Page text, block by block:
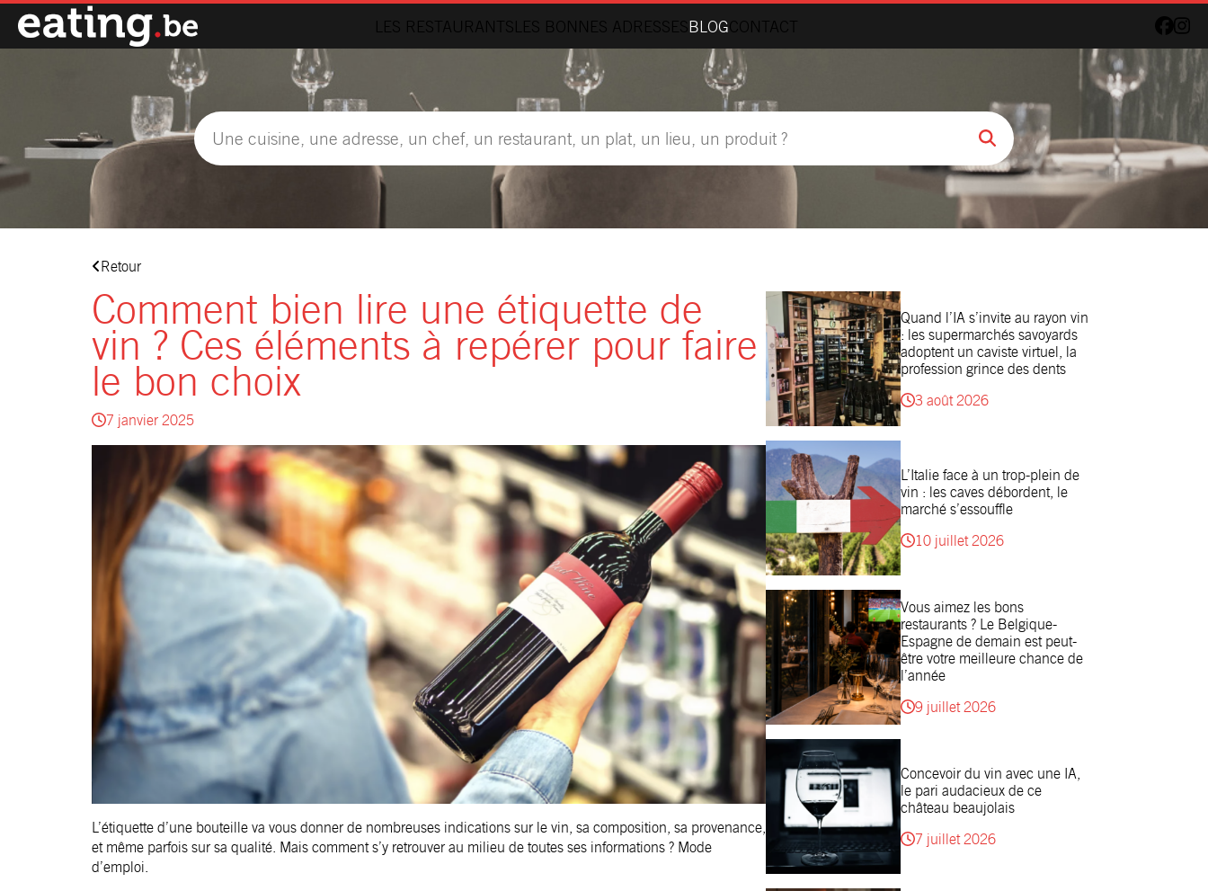
LES RESTAURANTSLES BONNES ADRESSESBLOGCONTACT
Retour
Comment bien lire une étiquette de
vin ? Ces éléments à repérer pour faire
le bon choix
7 janvier 2025
L’étiquette d’une bouteille va vous donner de nombreuses indications sur le vin, sa composition, sa provenance,
et même parfois sur sa qualité. Mais comment s’y retrouver au milieu de toutes ses informations ? Mode
d’emploi.
Quand l’IA s’invite au rayon vin
: les supermarchés savoyards
adoptent un caviste virtuel, la
profession grince des dents
3 août 2026
L’Italie face à un trop-plein de
vin : les caves débordent, le
marché s’essouffle
10 juillet 2026
Vous aimez les bons
restaurants ? Le Belgique-
Espagne de demain est peut-
être votre meilleure chance de
l’année
9 juillet 2026
Concevoir du vin avec une IA,
le pari audacieux de ce
château beaujolais
7 juillet 2026